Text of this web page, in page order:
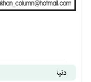
دنیا